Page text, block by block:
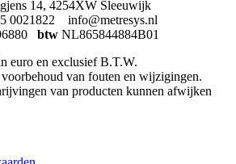
14, 4254XW Sleeuwijk
0021822 info@metresys.nl
btw NL865844884B01
euro en exclusief B.T.W.
van fouten en wijzigingen.
van producten kunnen afwijken